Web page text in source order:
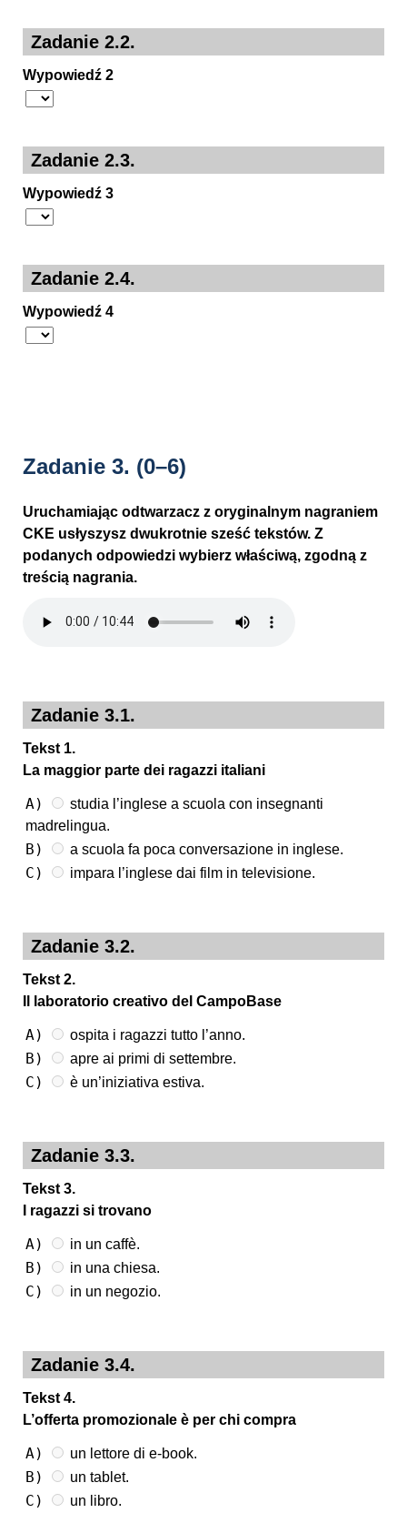
Zadanie 2.2.
Wypowiedź 2
Zadanie 2.3.
Wypowiedź 3
Zadanie 2.4.
Wypowiedź 4
Zadanie 3. (0–6)
Uruchamiając odtwarzacz z oryginalnym nagraniem
CKE usłyszysz dwukrotnie sześć tekstów. Z
podanych odpowiedzi wybierz właściwą, zgodną z
treścią nagrania.
Zadanie 3.1.
Tekst 1.
La maggior parte dei ragazzi italiani
A)
studia l’inglese a scuola con insegnanti
madrelingua.
B) a scuola fa poca conversazione in inglese.
C) impara l’inglese dai film in televisione.
Zadanie 3.2.
Tekst 2.
Il laboratorio creativo del CampoBase
A) ospita i ragazzi tutto l’anno.
B) apre ai primi di settembre.
C) è un’iniziativa estiva.
Zadanie 3.3.
Tekst 3.
I ragazzi si trovano
A) in un caffè.
B) in una chiesa.
C) in un negozio.
Zadanie 3.4.
Tekst 4.
L’offerta promozionale è per chi compra
A) un lettore di e-book.
B) un tablet.
C) un libro.